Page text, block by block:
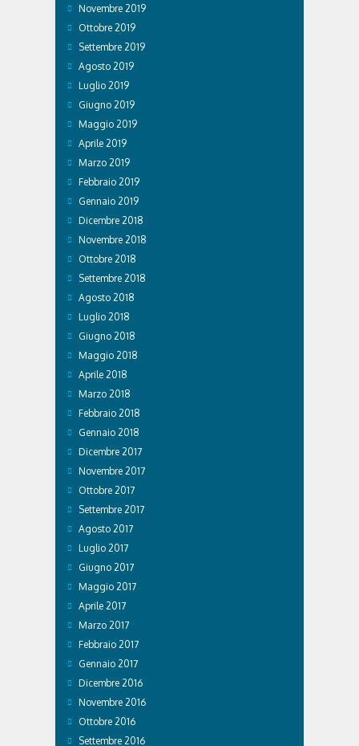
Novembre 2019
Ottobre 2019
Settembre 2019
Agosto 2019
Luglio 2019
Giugno 2019
Maggio 2019
Aprile 2019
Marzo 2019
Febbraio 2019
Gennaio 2019
Dicembre 2018
Novembre 2018
Ottobre 2018
Settembre 2018
Agosto 2018
Luglio 2018
Giugno 2018
Maggio 2018
Aprile 2018
Marzo 2018
Febbraio 2018
Gennaio 2018
Dicembre 2017
Novembre 2017
Ottobre 2017
Settembre 2017
Agosto 2017
Luglio 2017
Giugno 2017
Maggio 2017
Aprile 2017
Marzo 2017
Febbraio 2017
Gennaio 2017
Dicembre 2016
Novembre 2016
Ottobre 2016
Settembre 2016